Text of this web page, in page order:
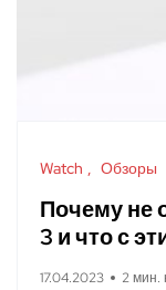
Watch Обзоры
Почему не
3 и что с
17.04.2023 2 мин.